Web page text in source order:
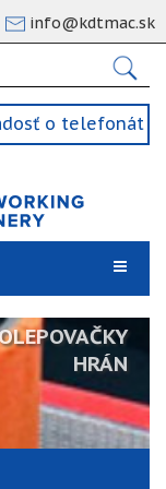
info@kdtmac.sk
o telefonát
HRÁN